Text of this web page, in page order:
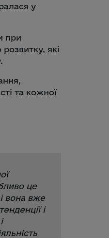
у
при
які
та кожної
це
вона вже
і